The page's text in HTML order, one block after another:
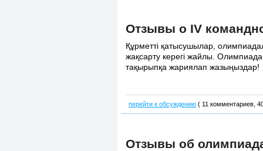
Отзывы о IV
Құрметті қатысушылар,
жақсарту керегі жайлы.
тақырыпқа жариялап жазыңыздар!
перейти к обсуждению ( 11 комментариев,
Отзывы об